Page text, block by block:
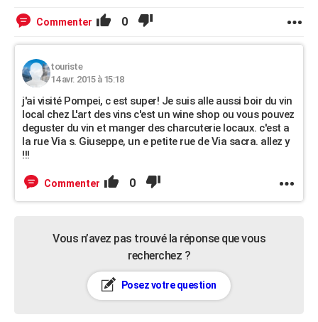
Commenter 0
touriste
14 avr. 2015 à 15:18
j'ai visité Pompei, c est super! Je suis alle aussi boir du vin
local chez L'art des vins c'est un wine shop ou vous pouvez
deguster du vin et manger des charcuterie locaux. c'est a
la rue Via s. Giuseppe, un e petite rue de Via sacra. allez y
!!!
Commenter 0
Vous n’avez pas trouvé la réponse que vous
recherchez ?
Posez votre question